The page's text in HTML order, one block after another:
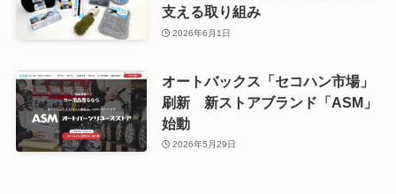
支える取り組み
2026年6月1日
オートバックス「セコハン市場」
刷新 新ストアブランド「ASM」
始動
2026年5月29日